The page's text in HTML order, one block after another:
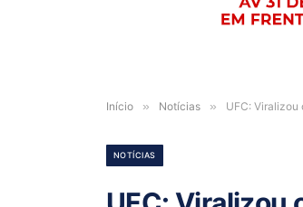
Início » Notícias » UFC: Viralizou
NOTÍCIAS